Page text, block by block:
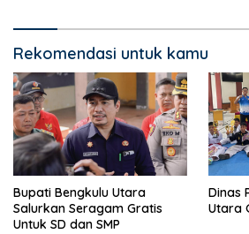
Rekomendasi untuk kamu
Bupati Bengkulu Utara
Salurkan Seragam Gratis
Untuk SD dan SMP
Dinas
Utara